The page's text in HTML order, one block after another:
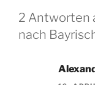
2 Antworten
nach